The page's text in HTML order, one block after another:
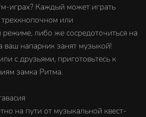
играх? Каждый может играть
или
либо же сосредоточиться на
ваш напарник занят музыкой!
с друзьями, приготовьтесь к
замка Ритма.
на пути от музыкальной квест-